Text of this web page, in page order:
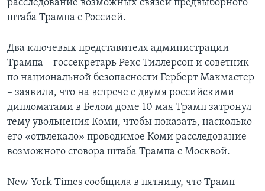
расследование возможных связей предвыборного
штаба Трампа с Россией.
Два ключевых представителя администрации
Трампа – госсекретарь Рекс Тиллерсон и советник
по национальной безопасности Герберт Макмастер
– заявили, что на встрече с двумя российскими
дипломатами в Белом доме 10 мая Трамп затронул
тему увольнения Коми, чтобы показать, насколько
его «отвлекало» проводимое Коми расследование
возможного сговора штаба Трампа с Москвой.
New York Times сообщила в пятницу, что Трамп